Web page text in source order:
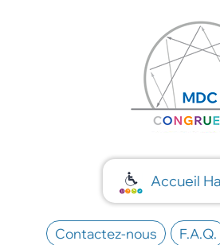
Accueil
Contactez-nous F.A.Q.